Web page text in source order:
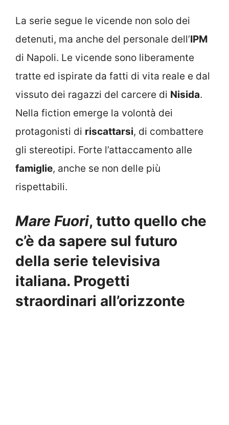
La serie segue le vicende non solo dei
detenuti, ma anche del personale dell’IPM
di Napoli. Le vicende sono liberamente
tratte ed ispirate da fatti di vita reale e dal
vissuto dei ragazzi del carcere di Nisida.
Nella fiction emerge la volontà dei
protagonisti di riscattarsi, di combattere
gli stereotipi. Forte l’attaccamento alle
famiglie, anche se non delle più
rispettabili.
Mare Fuori, tutto quello che
c’è da sapere sul futuro
della serie televisiva
italiana. Progetti
straordinari all’orizzonte